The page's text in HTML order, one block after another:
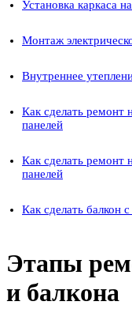
Установка каркаса
Монтаж
Внутреннее
Как сделать ремонт
панелей
Как сделать ремонт
панелей
Как сделать балкон
Этапы
и балкона